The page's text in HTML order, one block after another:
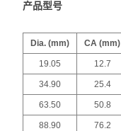
产品型号
Dia. (mm) CA (mm)
19.05 12.7
34.90 25.4
63.50 50.8
88.90 76.2